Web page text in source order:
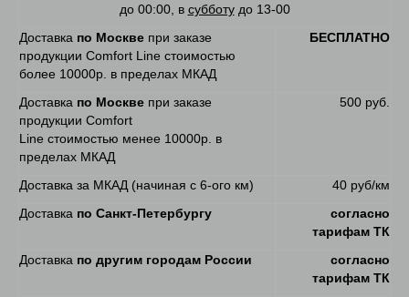
до 00:00, в субботудо 13-00
Доставка по Москве при заказе
продукции Comfort Line стоимостью
более 10000р. в пределах МКАД
БЕСПЛАТНО
Доставка по Москве при заказе
продукции Comfort
Line стоимостью менее 10000р. в
пределах МКАД
500 руб.
Доставка за МКАД (начиная с 6-ого км)
40 руб/км
Доставка по Санкт-Петербургу
согласно
тарифам ТК
Доставка по другим городам России
согласно
тарифам ТК